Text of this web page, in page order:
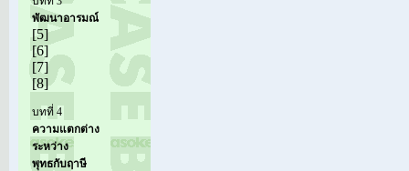
พัฒนาอารมณ์
[5]
[6]
[7]
[8]
บทที่ 4
ความแตกต่าง
ระหว่าง
พุทธกับฤาษี